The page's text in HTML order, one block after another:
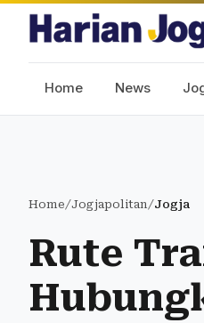
Home News
Home/Jogjapolitan/Jogja
Rute